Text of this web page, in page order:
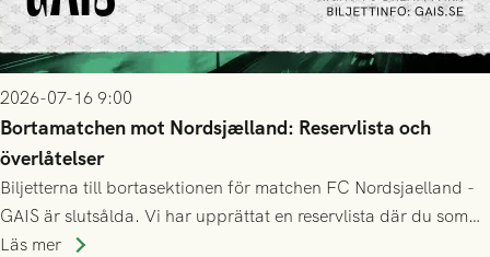
2026-07-16 9:00
Bortamatchen mot Nordsjælland: Reservlista och
överlåtelser
Biljetterna till bortasektionen för matchen FC Nordsjaelland -
GAIS är slutsålda. Vi har upprättat en reservlista där du som
ännu inte har någon biljett kan anmäla ditt intresse. Du kan
Läs mer